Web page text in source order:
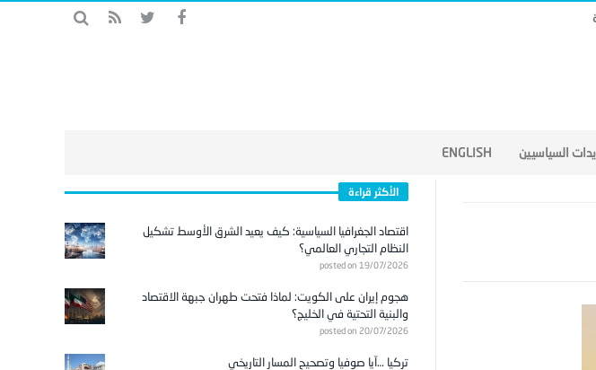
السياسيين ENGLISH
الأكثر قراءة
اقتصاد الجغرافيا السياسية: كيف يعيد الشرق الأوسط تشكيل
النظام التجاري العالمي؟
posted on 19/07/2026
هجوم إيران على الكويت: لماذا فتحت طهران جبهة الاقتصاد
والبنية التحتية في الخليج؟
posted on 20/07/2026
تركيا …آيا صوفيا وتصحيح المسار التاريخي